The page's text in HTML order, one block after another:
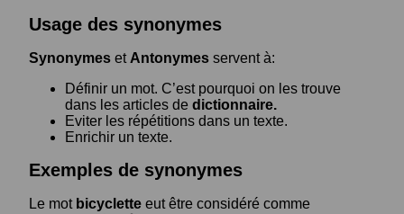
Usage des synonymes
Synonymes et Antonymes servent à:
Définir un mot. C’est pourquoi on les trouve
dans les articles de dictionnaire.
Eviter les répétitions dans un texte.
Enrichir un texte.
Exemples de synonymes
Le mot bicyclette eut être considéré comme